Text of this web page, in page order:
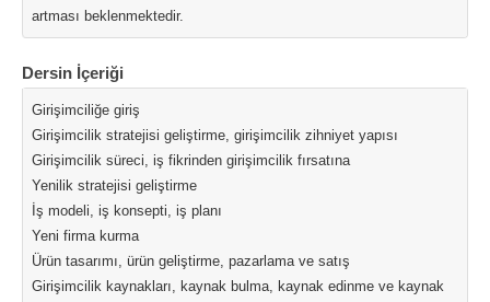
artması beklenmektedir.
Dersin İçeriği
Girişimciliğe giriş
Girişimcilik stratejisi geliştirme, girişimcilik zihniyet yapısı
Girişimcilik süreci, iş fikrinden girişimcilik fırsatına
Yenilik stratejisi geliştirme
İş modeli, iş konsepti, iş planı
Yeni firma kurma
Ürün tasarımı, ürün geliştirme, pazarlama ve satış
Girişimcilik kaynakları, kaynak bulma, kaynak edinme ve kaynak